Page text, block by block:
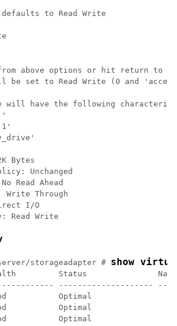
to Read Write
above options or hit return to
be set to Read Write (0 and
will have the following
Bytes
Unchanged
Read Ahead
Write Through
I/O
Read Write
storageadapter # show
Status
--------------------
Optimal
Optimal
Optimal